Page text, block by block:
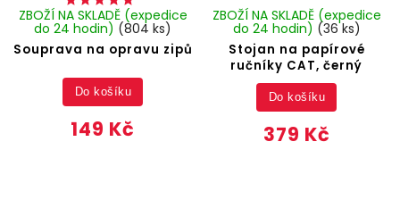
Souprava na opravu zipů
ZBOŽÍ NA SKLADĚ (expedice
do 24 hodin) (804 ks)
149 Kč
Do košíku
Stojan na papírové
ručníky CAT, černý
ZBOŽÍ NA SKLADĚ (expedice
do 24 hodin) (36 ks)
379 Kč
Do košíku